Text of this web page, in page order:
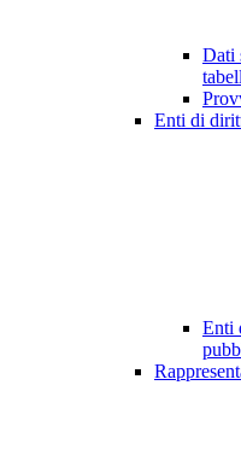
Dati
Enti di
Enti